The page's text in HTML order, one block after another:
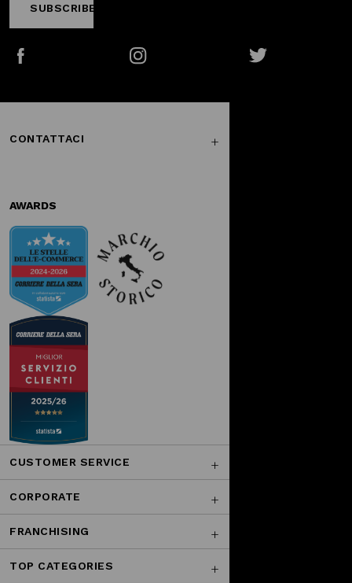
SUBSCRIBE
CONTATTACI
AWARDS
CUSTOMER SERVICE
CORPORATE
FRANCHISING
TOP CATEGORIES